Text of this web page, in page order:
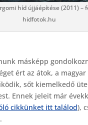
híd újjáépítése (2011) –
hidfotok.hu
másképp
ért az átok, a magyar
sőt kiemelkedő
Ennek jeleit már
cikkünket itt találod),